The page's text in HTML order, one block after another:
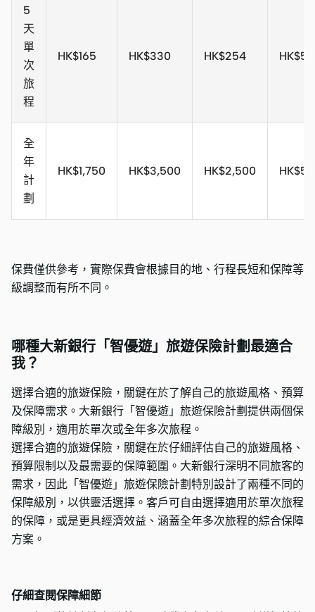
5
天
單
次
旅
程
HK$165 HK$330 HK$254
全
年
計
劃
HK$1,750 HK$3,500 HK$2,500
保費僅供參考，實際保費會根據目的地、行程長短和保障等
級調整而有所不同。
哪種大新銀行「智優遊」旅遊保險計劃最適合
我？
選擇合適的旅遊保險，關鍵在於了解自己的旅遊風格、預算
及保障需求。大新銀行「智優遊」旅遊保險計劃提供兩個保
障級別，適用於單次或全年多次旅程。
選擇合適的旅遊保險，關鍵在於仔細評估自己的旅遊風格、
預算限制以及最需要的保障範圍。大新銀行深明不同旅客的
需求，因此「智優遊」旅遊保險計劃特別設計了兩種不同的
保障級別，以供靈活選擇。客戶可自由選擇適用於單次旅程
的保障，或是更具經濟效益、涵蓋全年多次旅程的綜合保障
方案。
仔細查閱保障細節